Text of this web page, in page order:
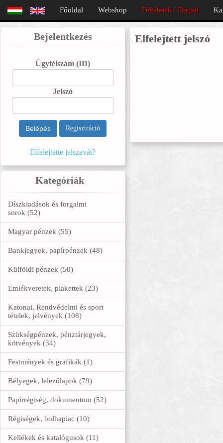
Főoldal Webshop Feltételek / Paypal
Bejelentkezés
Ügyfélszám (ID)
Jelszó
Belépés Regisztráció
Elfelejtette jelszavát?
Kategóriák
Díszkiadások és forgalmi
sorok (52)
Magyar pénzek (55)
Bankjegyek, papírpénzek (48)
Külföldi pénzek (50)
Emlékveretek, plakettek (23)
Katonai, Rendvédelmi és sport
tételek, jelvények (108)
Szükségpénzek, pénztárjegyek,
kötvények (34)
Festmények és grafikák (1)
Bélyegek, lelezőlapok (79)
Papírrégiség, dokumentum (52)
Régiségek, bolhapiac (10)
Kellékek és katalógusok (11)
Elfelejtett jelszó